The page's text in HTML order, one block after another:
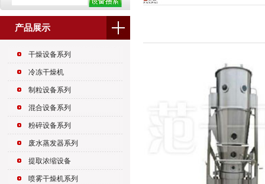
产品展示
干燥设备系列
冷冻干燥机
制粒设备系列
混合设备系列
粉碎设备系列
废水蒸发器系列
提取浓缩设备
喷雾干燥机系列